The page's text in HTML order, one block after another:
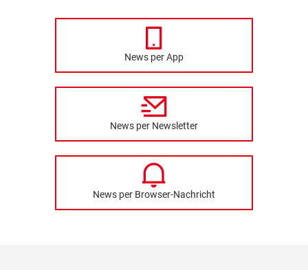
News per App
News per Newsletter
News per Browser-Nachricht